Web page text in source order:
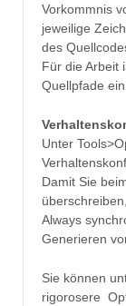
Vorkommnis
jeweilige
des
Für die Arbeit
Quellpfade ein.
Unter
Damit Sie
Always
Generieren
Sie können
rigorosere